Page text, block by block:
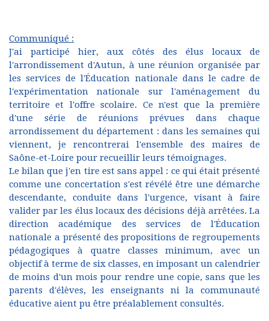
Communiqué :
J'ai participé hier, aux côtés des élus locaux de
l'arrondissement d'Autun, à une réunion organisée par
les services de l'Éducation nationale dans le cadre de
l'expérimentation nationale sur l'aménagement du
territoire et l'offre scolaire. Ce n'est que la première
d'une série de réunions prévues dans chaque
arrondissement du département : dans les semaines qui
viennent, je rencontrerai l'ensemble des maires de
Saône-et-Loire pour recueillir leurs témoignages.
Le bilan que j'en tire est sans appel : ce qui était présenté
comme une concertation s'est révélé être une démarche
descendante, conduite dans l'urgence, visant à faire
valider par les élus locaux des décisions déjà arrêtées. La
direction académique des services de l'Éducation
nationale a présenté des propositions de regroupements
pédagogiques à quatre classes minimum, avec un
objectif à terme de six classes, en imposant un calendrier
de moins d'un mois pour rendre une copie, sans que les
parents d'élèves, les enseignants ni la communauté
éducative aient pu être préalablement consultés.